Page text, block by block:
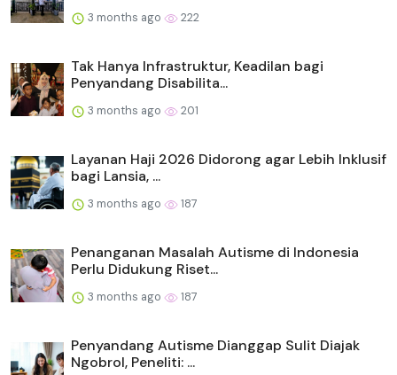
3 months ago 222
Tak Hanya Infrastruktur, Keadilan bagi
Penyandang Disabilita...
3 months ago 201
Layanan Haji 2026 Didorong agar Lebih Inklusif
bagi Lansia, ...
3 months ago 187
Penanganan Masalah Autisme di Indonesia
Perlu Didukung Riset...
3 months ago 187
Penyandang Autisme Dianggap Sulit Diajak
Ngobrol, Peneliti: ...